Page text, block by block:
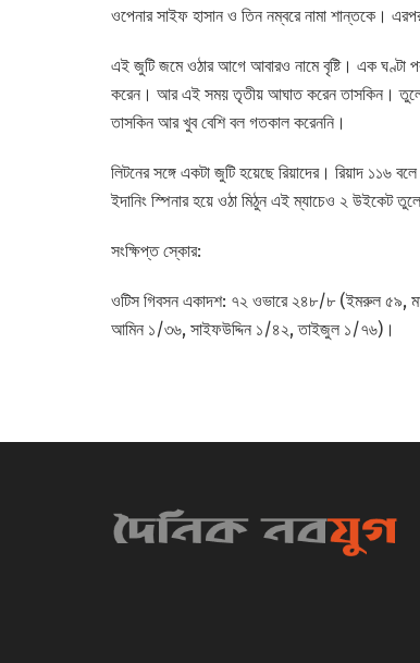
ওপেনার সাইফ হাসান ও তিন নম্বরে নামা শান্তকে।
এই জুটি জমে ওঠার আগে আবারও নামে বৃষ্টি। এক ঘণ্টা
করেন। আর এই সময় তৃতীয় আঘাত করেন তাসকিন।
তাসকিন আর খুব বেশি বল গতকাল করেননি।
লিটনের সঙ্গে একটা জুটি হয়েছে রিয়াদের। রিয়াদ
ইদানিং স্পিনার হয়ে ওঠা মিঠুন এই ম্যাচেও ২
সংক্ষিপ্ত স্কোর:
ওটিস গিবসন একাদশ: ৭২ ওভারে ২৪৮/৮ (ইমরুল ৫৯,
আমিন ১/৩৬, সাইফউদ্দিন ১/৪২, তাইজুল ১/৭৬)।